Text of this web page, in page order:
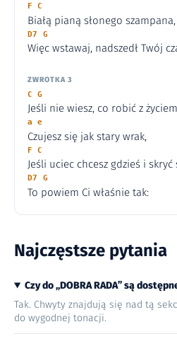
F C
Białą pianą słonego szampana,
D7 G
Więc wstawaj, nadszedł Twój
ZWROTKA 3
C G
Jeśli nie wiesz, co robić z
a e
Czujesz się jak stary wrak,
F C
Jeśli uciec chcesz gdzieś i skryć
D7 G
To powiem Ci właśnie tak:
Najczęstsze pytania
Czy do „DOBRA RADA” są
Tak. Chwyty znajdują się nad tą
do wygodnej tonacji.